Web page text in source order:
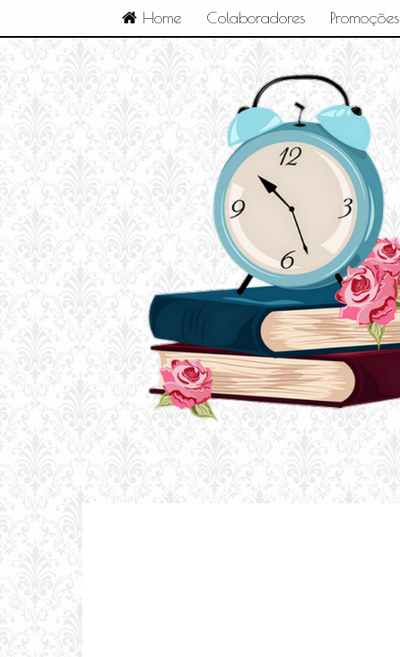
Home Colaboradores Promoções